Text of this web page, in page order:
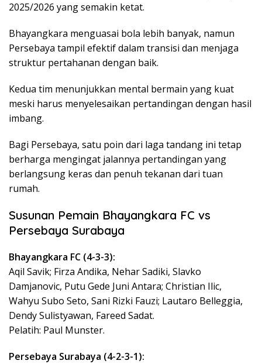
2025/2026 yang semakin ketat.
Bhayangkara menguasai bola lebih banyak, namun
Persebaya tampil efektif dalam transisi dan menjaga
struktur pertahanan dengan baik.
Kedua tim menunjukkan mental bermain yang kuat
meski harus menyelesaikan pertandingan dengan hasil
imbang.
Bagi Persebaya, satu poin dari laga tandang ini tetap
berharga mengingat jalannya pertandingan yang
berlangsung keras dan penuh tekanan dari tuan
rumah.
Susunan Pemain Bhayangkara FC vs
Persebaya Surabaya
Bhayangkara FC (4-3-3):
Aqil Savik; Firza Andika, Nehar Sadiki, Slavko
Damjanovic, Putu Gede Juni Antara; Christian Ilic,
Wahyu Subo Seto, Sani Rizki Fauzi; Lautaro Belleggia,
Dendy Sulistyawan, Fareed Sadat.
Pelatih: Paul Munster.
Persebaya Surabaya (4-2-3-1):